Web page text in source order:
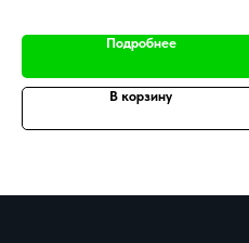
Подробнее
В корзину